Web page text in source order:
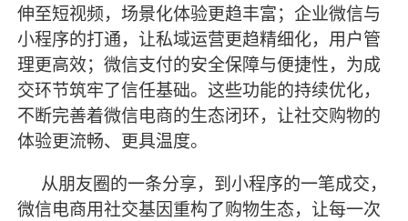
伸至短视频，场景化体验更趋丰富；企业微信与
小程序的打通，让私域运营更趋精细化，用户管
理更高效；微信支付的安全保障与便捷性，为成
交环节筑牢了信任基础。这些功能的持续优化，
不断完善着微信电商的生态闭环，让社交购物的
体验更流畅、更具温度。
从朋友圈的一条分享，到小程序的一笔成交，
微信电商用社交基因重构了购物生态，让每一次